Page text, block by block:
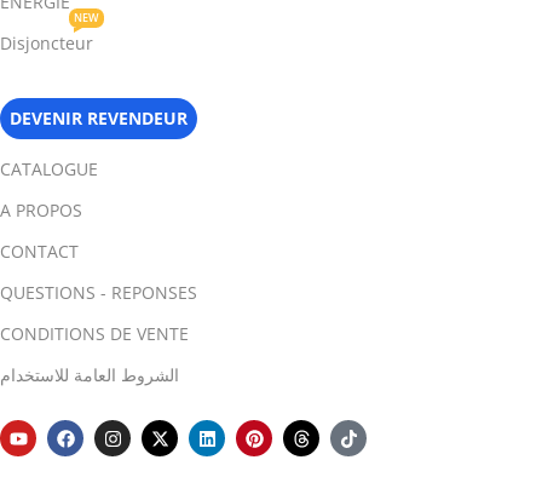
Disjoncteur
NEW
DEVENIR REVENDEUR
CATALOGUE
A PROPOS
CONTACT
QUESTIONS - REPONSES
CONDITIONS DE VENTE
الشروط العامة للاستخدام